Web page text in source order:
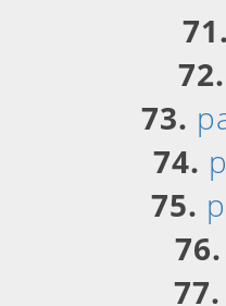
71.
72.
73.
74.
75.
76.
77.